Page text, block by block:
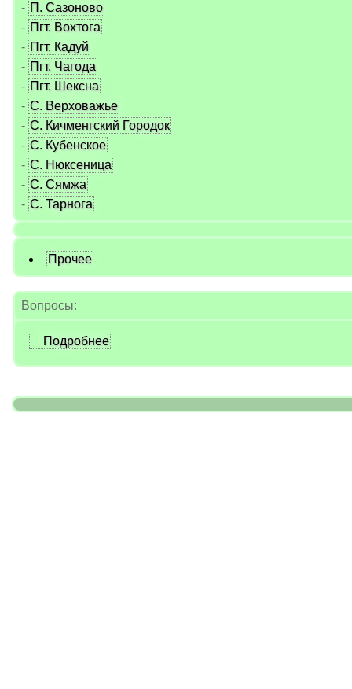
- П. Сазоново
- Пгт. Вохтога
- Пгт. Кадуй
- Пгт. Чагода
- Пгт. Шексна
- С. Верховажье
- С. Кичменгский Городок
- С. Кубенское
- С. Нюксеница
- С. Сямжа
- С. Тарнога
Прочее
Вопросы:
Подробнее